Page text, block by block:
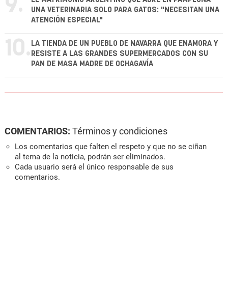
9.
UNA VETERINARIA SOLO PARA GATOS: "NECESITAN UNA
ATENCIÓN ESPECIAL"
10. LA TIENDA DE UN PUEBLO DE NAVARRA QUE ENAMORA Y
RESISTE A LAS GRANDES SUPERMERCADOS CON SU
PAN DE MASA MADRE DE OCHAGAVÍA
COMENTARIOS: Términos y condiciones
Los comentarios que falten el respeto y que no se ciñan
al tema de la noticia, podrán ser eliminados.
Cada usuario será el único responsable de sus
comentarios.